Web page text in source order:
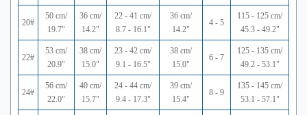
20#
50 cm/
19.7"
36 cm/
14.2"
22 - 41 cm/
8.7 - 16.1"
36 cm/
14.2"
4 - 5
115 - 125 cm/
45.3 - 49.2"
22#
53 cm/
20.9"
38 cm/
15.0"
23 - 42 cm/
9.1 - 16.5"
38 cm/
15.0"
6 - 7
125 - 135 cm/
49.2 - 53.1"
24#
56 cm/
22.0"
40 cm/
15.7"
24 - 44 cm/
9.4 - 17.3"
39 cm/
15.4"
8 - 9
135 - 145 cm/
53.1 - 57.1"